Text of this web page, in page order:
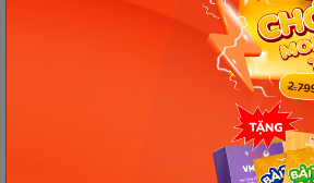
danh sách từ vựng để dễ
Bên cạnh đó, việc kết hợp
giúp kiến thức được ghi nhớ
Tham gia cộng đồng và
dụng có chức năng thảo
đồng, hãy tham gia để trao